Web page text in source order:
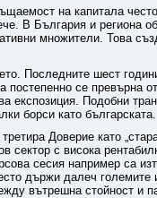
на капитала
В България и региона
множители. Това
Последните шест
постепенно се превърна
експозиция. Подобни
борси като българската.
Доверие като
сектор с висока
сесия например са
държи далеч големите
вътрешна стойност и